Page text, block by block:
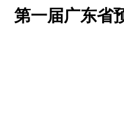
第一届广东省